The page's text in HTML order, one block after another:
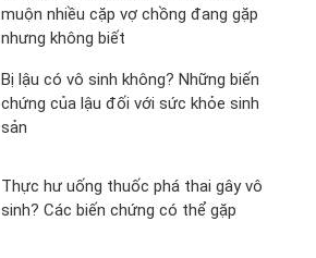
muộn nhiều cặp vợ chồng đang gặp
nhưng không biết
Bị lậu có vô sinh không? Những biến
chứng của lậu đối với sức khỏe sinh
sản
Thực hư uống thuốc phá thai gây vô
sinh? Các biến chứng có thể gặp